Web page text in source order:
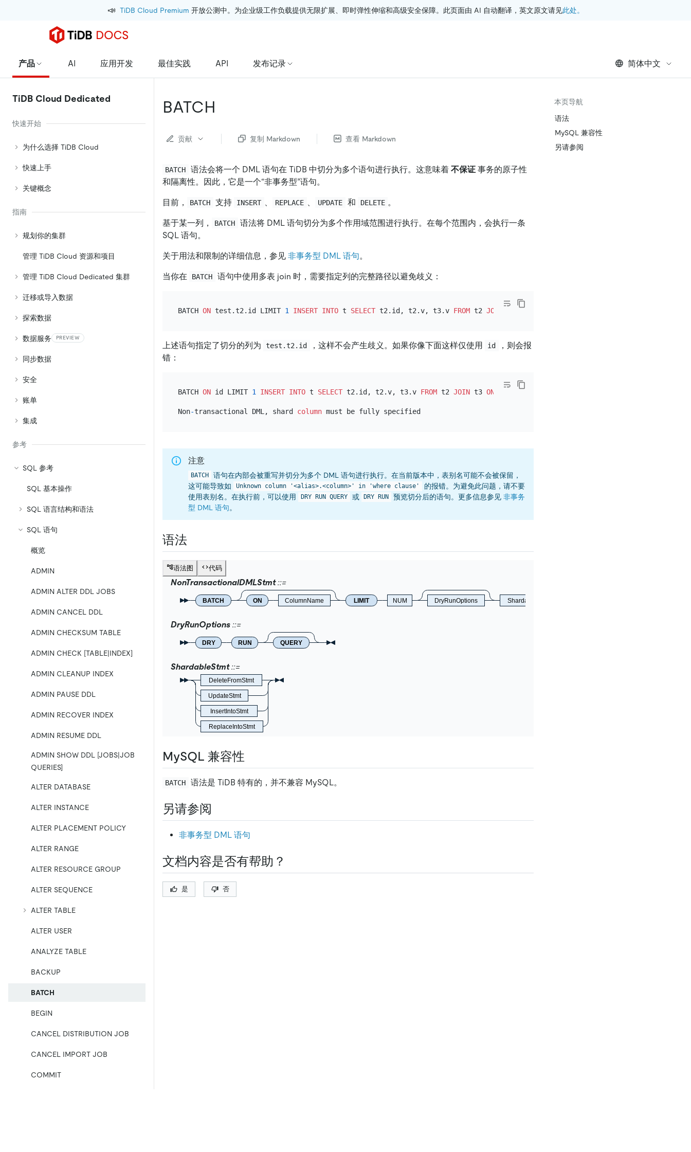
📣 TiDB Cloud Premium 开放公测中。为企业级工作负载提供无限扩展、即时弹性伸缩和高级安全保障。此页面由 AI 自动翻译，英文原文请见此处。
产品 AI 应用开发 最佳实践 API 发布记录 简体中文
TiDB Cloud Dedicated
快速开始
为什么选择 TiDB Cloud
快速上手
关键概念
指南
规划你的集群
管理 TiDB Cloud 资源和项目
管理 TiDB Cloud Dedicated 集群
迁移或导入数据
探索数据
数据服务 PREVIEW
同步数据
安全
账单
集成
参考
SQL 参考
SQL 基本操作
SQL 语言结构和语法
SQL 语句
概览
ADMIN
ADMIN ALTER DDL JOBS
ADMIN CANCEL DDL
ADMIN CHECKSUM TABLE
ADMIN CHECK [TABLE|INDEX]
ADMIN CLEANUP INDEX
ADMIN PAUSE DDL
ADMIN RECOVER INDEX
ADMIN RESUME DDL
ADMIN SHOW DDL [JOBS|JOB
QUERIES]
ALTER DATABASE
ALTER INSTANCE
ALTER PLACEMENT POLICY
ALTER RANGE
ALTER RESOURCE GROUP
ALTER SEQUENCE
ALTER TABLE
ALTER USER
ANALYZE TABLE
BACKUP
BATCH
BEGIN
CANCEL DISTRIBUTION JOB
CANCEL IMPORT JOB
COMMIT
BATCH
贡献 复制 Markdown 查看 Markdown
BATCH 语法会将一个 DML 语句在 TiDB 中切分为多个语句进行执行。这意味着 不保证事务的原子性
和隔离性。因此，它是一个“非事务型”语句。
目前， BATCH 支持 INSERT REPLACE UPDATE 和 DELETE 。
基于某一列， BATCH
语法将 DML 语句切分为多个作用域范围进行执行。在每个范围内，会执行一条
SQL 语句。
关于用法和限制的详细信息，参见 非事务型 DML 语句。
当你在 BATCH 语句中使用多表 join 时，需要指定列的完整路径以避免歧义：
BATCH ON test.t2.id LIMIT 1 INSERT INTO t SELECT t2.id, t2.v, t3.v FROM t2 JOIN ON
上述语句指定了切分的列为 test.t2.id ，这样不会产生歧义。如果你像下面这样仅使用 id
，则会报
错：
BATCH ON id LIMIT 1 INSERT INTO t SELECT t2.id, t2.v, t3.v FROM t2 JOIN t3 ON = t3.k;
Non-transactional DML, shard column
注意
BATCH
语句在内部会被重写并切分为多个 DML 语句进行执行。在当前版本中，表别名可能不会被保留，
这可能导致如
Unknown column '<alias>.<column>' in 'where clause'
的报错。为避免此问题，请不要
使用表别名。在执行前，可以使用
DRY RUN QUERY 或 DRY RUN 预览切分后的语句。更多信息参见 非事务
型 DML 语句。
语法
语法图 代码
NonTransactionalDMLStmt
BATCH ON ColumnName LIMIT NUM DryRunOptions ShardableStmt
DryRunOptions
DRY RUN QUERY
ShardableStmt
DeleteFromStmt
UpdateStmt
InsertIntoStmt
ReplaceIntoStmt
MySQL 兼容性
BATCH 语法是 TiDB 特有的，并不兼容 MySQL。
另请参阅
非事务型 DML 语句
文档内容是否有帮助？
是 否
本页导航
语法
MySQL 兼容性
另请参阅